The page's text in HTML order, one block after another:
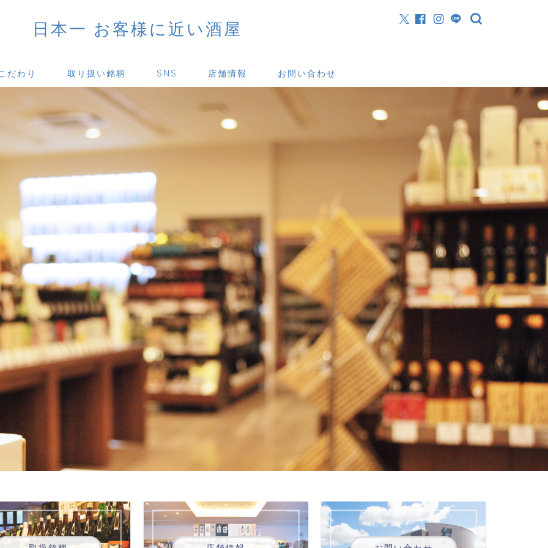
日本一 お客様に近い酒屋
だわり 取り扱い銘柄 SNS 店舗情報 お問い合わせ